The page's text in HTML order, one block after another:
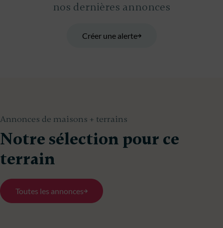
nos dernières annonces
Créer une alerte
Annonces de maisons + terrains
Notre sélection pour ce
terrain
Toutes les annonces